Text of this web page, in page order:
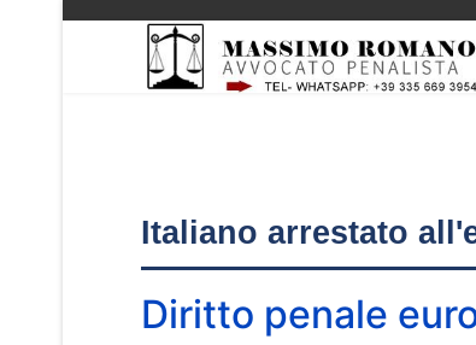
Italiano arrestato
Diritto penale